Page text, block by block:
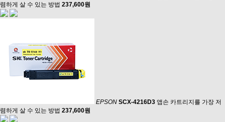
렴하게 살 수 있는 방법 237,600원
EPSON SCX-4216D3 앱손 카트리지를 가장 저
렴하게 살 수 있는 방법 237,600원